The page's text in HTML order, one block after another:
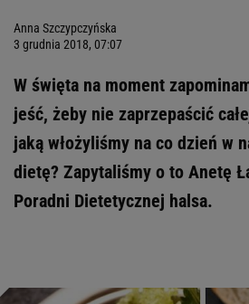
Anna Szczypczyńska
3 grudnia 2018, 07:07
W święta na moment
jeść, żeby nie zaprzepaścić
jaką włożyliśmy na co dzień w
dietę? Zapytaliśmy o to Anetę
Poradni Dietetycznej halsa.